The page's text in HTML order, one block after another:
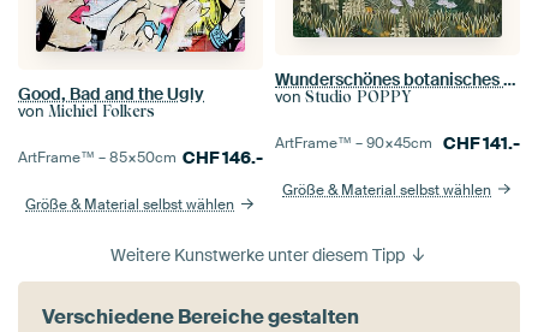
Good, Bad and the Ugly
von Michiel Folkers
ArtFrame™ –85×50cm CHF146.-
Größe & Material selbst wählen
Wunderschönes botanisches Bild des Dschungels mit Farnen und Blumen
von Studio POPPY
ArtFrame™ –90×45cm CHF141.-
Größe & Material selbst wählen
Weitere Kunstwerke unter diesem Tipp
Verschiedene Bereiche gestalten